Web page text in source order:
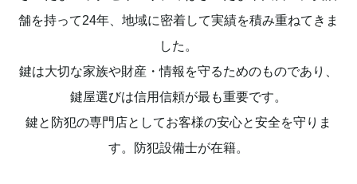
舗を持って24年、 地域に密着して実績を積み重ねてきま
した。
鍵は大切な家族や財産・情報を守るためのものであり、
鍵屋選びは信用信頼が最も重要です。
鍵と防犯の専門店としてお客様の安心と安全を守りま
す。防犯設備士が在籍。